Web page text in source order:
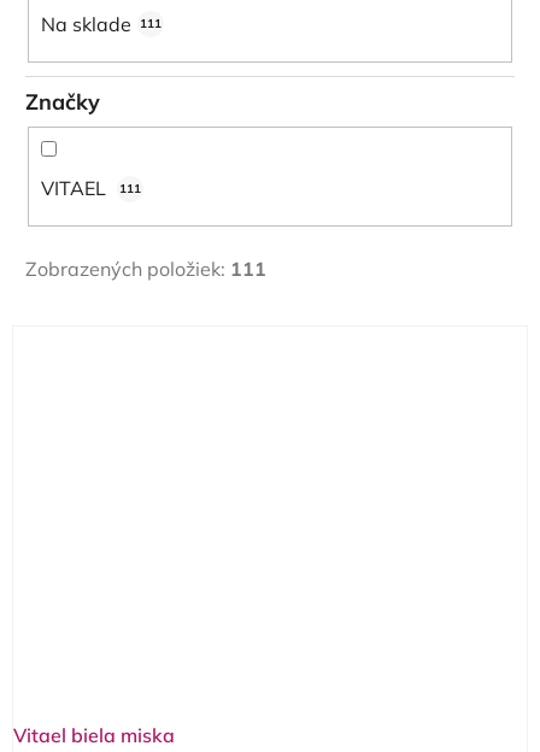
o
Na sklade 111
Značky
VITAEL 111
Zobrazených položiek: 111
Vitael biela miska